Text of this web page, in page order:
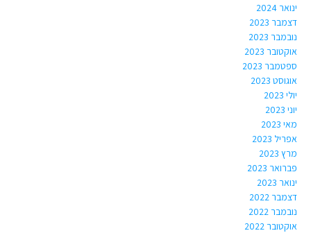
ינואר 2024
דצמבר 2023
נובמבר 2023
אוקטובר 2023
ספטמבר 2023
אוגוסט 2023
יולי 2023
יוני 2023
מאי 2023
אפריל 2023
מרץ 2023
פברואר 2023
ינואר 2023
דצמבר 2022
נובמבר 2022
אוקטובר 2022